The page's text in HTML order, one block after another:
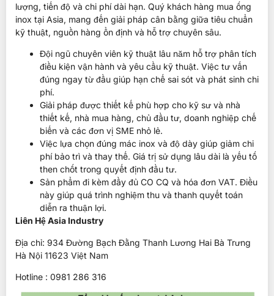
lượng, tiến độ và chi phí dài hạn. Quý khách hàng mua ống
inox tại Asia, mang đến giải pháp cân bằng giữa tiêu chuẩn
kỹ thuật, nguồn hàng ổn định và hỗ trợ chuyên sâu.
Đội ngũ chuyên viên kỹ thuật lâu năm hỗ trợ phân tích
điều kiện vận hành và yêu cầu kỹ thuật. Việc tư vấn
đúng ngay từ đầu giúp hạn chế sai sót và phát sinh chi
phí.
Giải pháp được thiết kế phù hợp cho kỹ sư và nhà
thiết kế, nhà mua hàng, chủ đầu tư, doanh nghiệp chế
biến và các đơn vị SME nhỏ lẻ.
Việc lựa chọn đúng mác inox và độ dày giúp giảm chi
phí bảo trì và thay thế. Giá trị sử dụng lâu dài là yếu tố
then chốt trong quyết định đầu tư.
Sản phẩm đi kèm đầy đủ CO CQ và hóa đơn VAT. Điều
này giúp quá trình nghiệm thu và thanh quyết toán
diễn ra thuận lợi.
Liên Hệ Asia Industry
Địa chỉ: 934 Đường Bạch Đằng Thanh Lương Hai Bà Trưng
Hà Nội 11623 Việt Nam
Hotline : 0981 286 316